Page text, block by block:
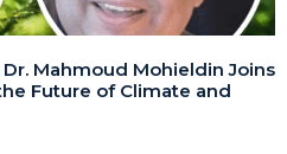
Mahmoud Mohieldin Joins
Future of Climate and